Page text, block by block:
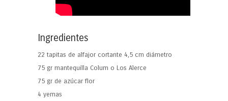
Ingredientes
22 tapitas de alfajor cortante 4,5 cm diámetro
75 gr mantequilla Colum o Los Alerce
75 gr de azúcar flor
4 yemas